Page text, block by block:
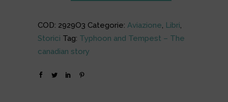
COD: 2929O3 Categorie: Aviazione, Libri,
Storici Tag: Typhoon and Tempest – The
canadian story